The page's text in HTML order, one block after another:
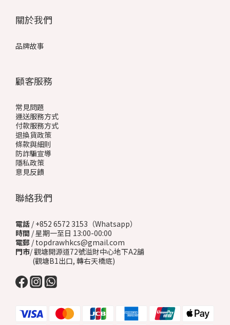
關於我們
品牌故事
顧客服務
常見問題
運送服務方式
付款服務方式
退換貨政策
條款與細則
防詐騙宣導
隱私政策
意見反饋
聯絡我們
電話 / +852 6572 3153（Whatsapp）
時間 / 星期一至日 13:00-00:00
電郵 / topdrawhkcs@gmail.com
門市/ 觀塘開源道72號溢財中心地下A2舖
(觀塘B1出口, 轉右天橋底)